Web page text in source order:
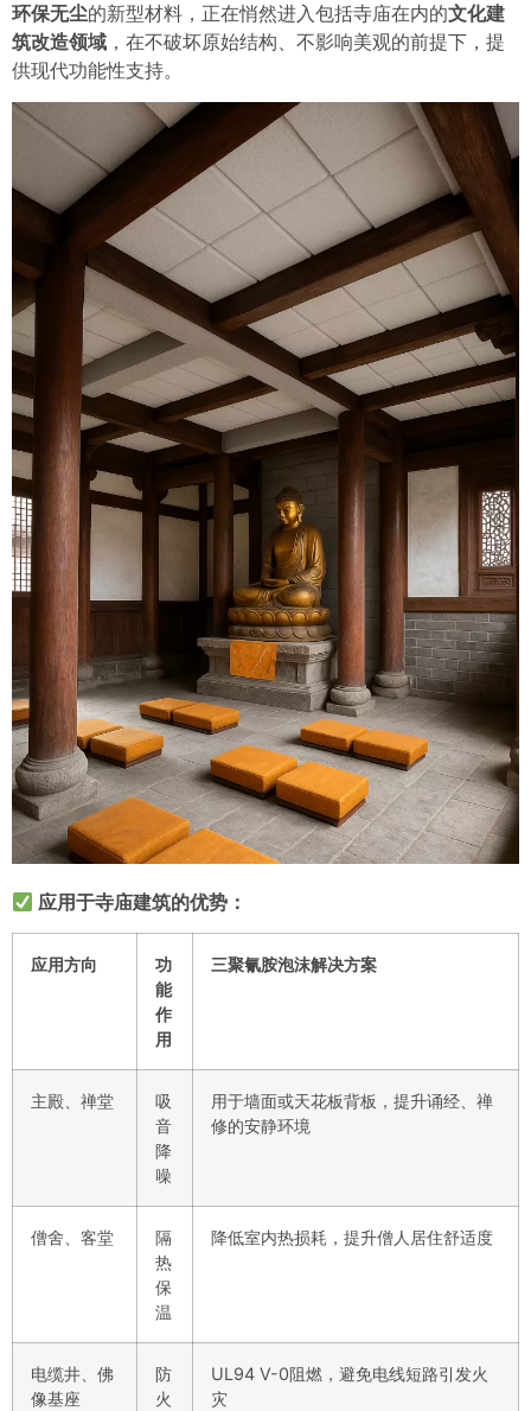
环保无尘的新型材料，正在悄然进入包括寺庙在内的文化建
筑改造领域 ，在不破坏原始结构、不影响美观的前提下，提
供现代功能性支持。
应用于寺庙建筑的优势：
应用方向
功
能
作
用
三聚氰胺泡沫解决方案
主殿、禅堂
吸
音
降
噪
用于墙面或天花板背板，提升诵经、禅
修的安静环境
僧舍、客堂
隔
热
保
温
降低室内热损耗，提升僧人居住舒适度
电缆井、佛
像基座
防
火
UL94 V-0阻燃，避免电线短路引发火
灾